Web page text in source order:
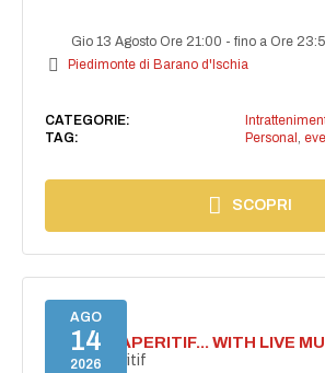
Gio 13 Agosto Ore 21:00 -fino a Ore
Piedimonte di Barano d'Ischia
CATEGORIE:
TAG:
Personal,
SCOPRI
AGO
14
2026
SECRET APERITIF... WITH LIVE
Secret aperitif